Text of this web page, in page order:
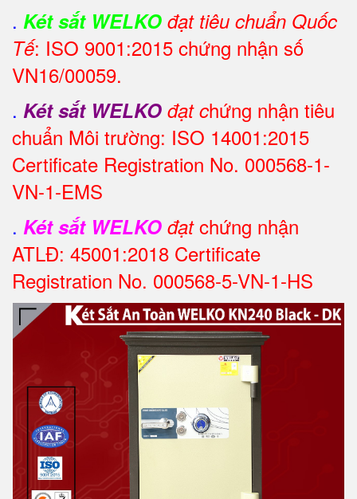
. Két sắt WELKO đạt tiêu chuẩn Quốc
Tế: ISO 9001:2015 chứng nhận số
VN16/00059.
. Két sắt WELKO đạt chứng nhận tiêu
chuẩn Môi trường: ISO 14001:2015
Certificate Registration No. 000568-1-
VN-1-EMS
. Két sắt WELKO đạtchứng nhận
ATLĐ: 45001:2018 Certificate
Registration No. 000568-5-VN-1-HS